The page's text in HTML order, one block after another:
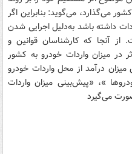
می‌گذارد، می‌گوید: بنابراین اگر
داشته باشد به‌دلیل اجرایی شدن
آنجا که کارشناسان قوانین و
میزان واردات خودرو به کشور
میزان درآمد از محل واردات خودرو
خودروها »، «پیش‌بینی میزان واردات
می‌گیرد